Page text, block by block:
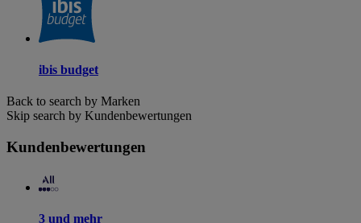
ibis budget
Back to search by Marken
Skip search by Kundenbewertungen
Kundenbewertungen
3 und mehr